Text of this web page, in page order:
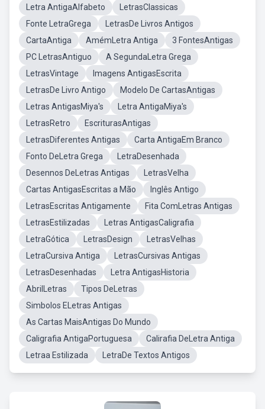
Letra AntigaAlfabeto
LetrasClassicas
Fonte LetraGrega
LetrasDe Livros Antigos
CartaAntiga
AmémLetra Antiga
3 FontesAntigas
PC LetrasAntiguo
A SegundaLetra Grega
LetrasVintage
Imagens AntigasEscrita
LetrasDe Livro Antigo
Modelo De CartasAntigas
Letras AntigasMiya's
Letra AntigaMiya's
LetrasRetro
EscriturasAntigas
LetrasDiferentes Antigas
Carta AntigaEm Branco
Fonto DeLetra Grega
LetraDesenhada
Desennos DeLetras Antigas
LetrasVelha
Cartas AntigasEscritas a Mão
Inglês Antigo
LetrasEscritas Antigamente
Fita ComLetras Antigas
LetrasEstilizadas
Letras AntigasCaligrafia
LetraGótica
LetrasDesign
LetrasVelhas
LetraCursiva Antiga
LetrasCursivas Antigas
LetrasDesenhadas
Letra AntigasHistoria
AbrilLetras
Tipos DeLetras
Simbolos ELetras Antigas
As Cartas MaisAntigas Do Mundo
Caligrafia AntigaPortuguesa
Calirafia DeLetra Antiga
Letraa Estilizada
LetraDe Textos Antigos